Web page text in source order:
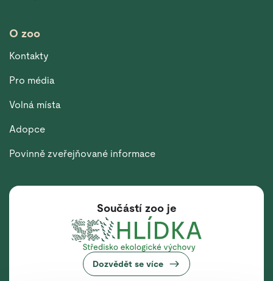
O zoo
Kontakty
Pro média
Volná místa
Adopce
Povinně zveřejňované informace
Součástí zoo je
Dozvědět se více